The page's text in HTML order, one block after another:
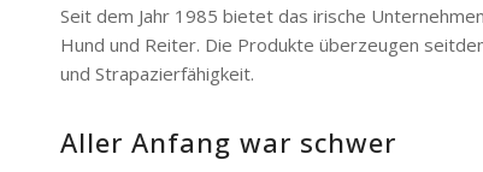
Seit dem Jahr 1985 bietet das irische
Hund und Reiter. Die Produkte überzeugen
und Strapazierfähigkeit.
Aller Anfang war schwer